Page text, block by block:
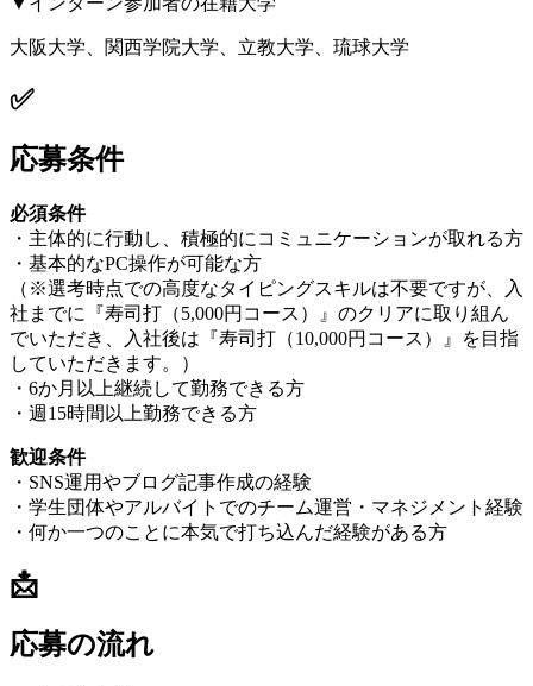
大阪大学、関西学院大学、立教大学、琉球大学
✅
応募条件
必須条件
・主体的に行動し、積極的にコミュニケーションが取れる方
・基本的なPC操作が可能な方
（※選考時点での高度なタイピングスキルは不要ですが、入
社までに『寿司打（5,000円コース）』のクリアに取り組ん
でいただき、入社後は『寿司打（10,000円コース）』を目指
していただきます。）
・6か月以上継続して勤務できる方
・週15時間以上勤務できる方
歓迎条件
・SNS運用やブログ記事作成の経験
・学生団体やアルバイトでのチーム運営・マネジメント経験
・何か一つのことに本気で打ち込んだ経験がある方
📩
応募の流れ